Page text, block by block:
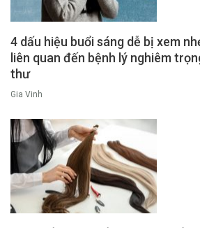
4 dấu hiệu buổi sáng dễ bị xem
liên quan đến bệnh lý nghiêm
thư
Gia Vinh